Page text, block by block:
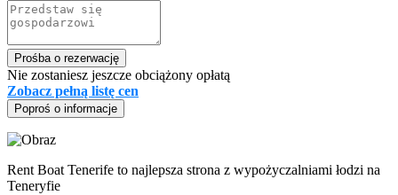
Prośba o rezerwację
Nie zostaniesz jeszcze obciążony opłatą
Zobacz pełną listę cen
Poproś o informacje
Rent Boat Tenerife to najlepsza strona z wypożyczalniami łodzi na
Teneryfie